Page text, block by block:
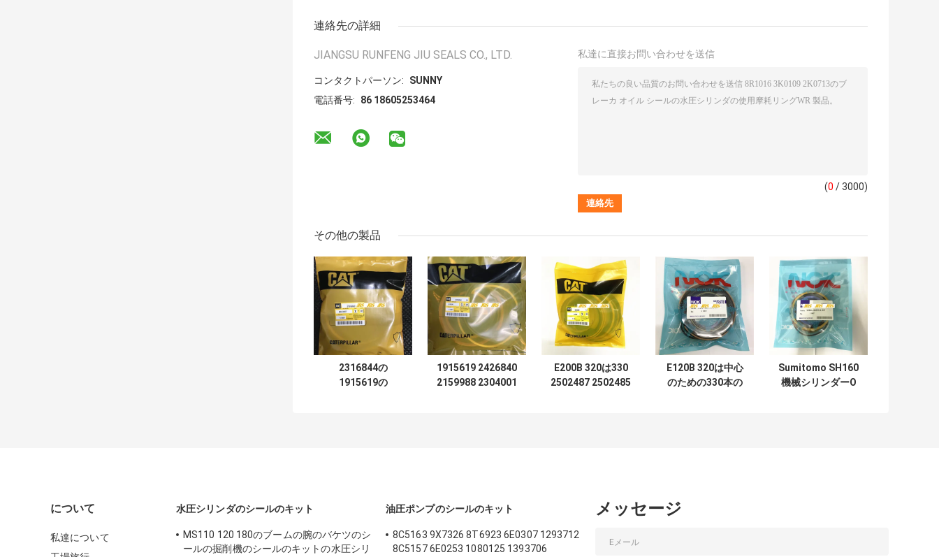
連絡先の詳細
JIANGSU RUNFENG JIU SEALS CO., LTD.
コンタクトパーソン:
SUNNY
電話番号:
86 18605253464
私達に直接お問い合わせを送信
(0 / 3000)
その他の製品
2316844の
1915619の
1915619 2426840
2159988 2304001
E200B 320は330
2502487 2502485
E120B 320は中心
のための330本の
Sumitomo SH160
機械シリンダーO
について
私達について
水圧シリンダのシールのキット
MS110 120 180のブームの腕のバケツのシ
ールの掘削機のシールのキットの水圧シリ
油圧ポンプのシールのキット
8C5163 9X7326 8T6923 6E0307 1293712
8C5157 6E0253 1080125 1393706
メッセージ